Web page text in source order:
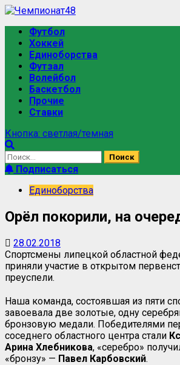
Футбол
Хоккей
Единоборства
Футзал
Волейбол
Баскетбол
Прочие
Ставки
Кнопка: светлая/темная
Подписаться
Единоборства
Орёл покорили, на
28.02.2018
Спортсмены липецкой областной
приняли участие в открытом
преуспели.
Наша команда, состоявшая из пяти
завоевала две золотые, одну
бронзовую медали. Победителями
соседнего областного центра стали
Арина Хлебникова, «серебро»
«бронзу» — Павел Карбовский.